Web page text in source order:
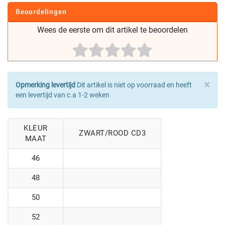
Beoordelingen
Wees de eerste om dit artikel te beoordelen
×
Opmerking levertijd Dit artikel is niet op voorraad en heeft
een levertijd van c.a 1-2 weken
KLEUR
MAAT
ZWART/ROOD CD3
46
48
50
52